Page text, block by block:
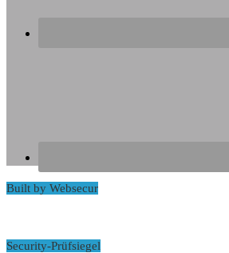
Built by Websecur
Security-Prüfsiegel